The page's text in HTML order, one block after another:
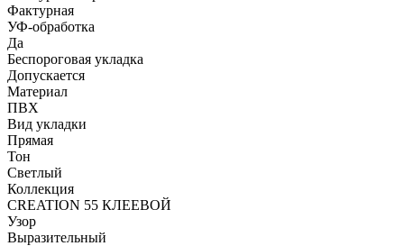
Фактурная
УФ-обработка
Да
Беспороговая укладка
Допускается
Материал
ПВХ
Вид укладки
Прямая
Тон
Светлый
Коллекция
CREATION 55 КЛЕЕВОЙ
Узор
Выразительный